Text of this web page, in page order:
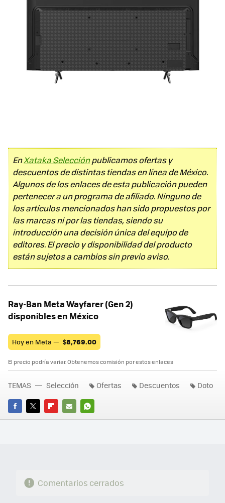
EnXataka Selecciónpublicamos ofertas y
descuentos de distintas tiendas en línea de México.
Algunos de los enlaces de esta publicación pueden
pertenecer a un programa de afiliado. Ninguno de
los artículos mencionados han sido propuestos por
las marcas ni por las tiendas, siendo su
introducción una decisión única del equipo de
editores. El precio y disponibilidad del producto
están sujetos a cambios sin previo aviso.
Ray-Ban Meta Wayfarer (Gen 2)
disponibles en México
Hoy en Meta — $8,769.00
El precio podría variar. Obtenemos comisión por estos enlaces
FACEBOOK
TWITTERFLIPBOARD
E-
WHATSAPP
TEMAS Selección Ofertas Descuentos Doto
Comentarios cerrados